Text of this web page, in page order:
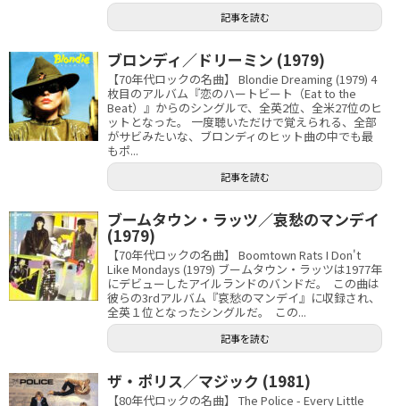
記事を読む
ブロンディ／ドリーミン (1979)
【70年代ロックの名曲】 Blondie Dreaming (1979) 4
枚目のアルバム『恋のハートビート（Eat to the
Beat）』からのシングルで、全英2位、全米27位のヒ
ットとなった。 一度聴いただけで覚えられる、全部
がサビみたいな、ブロンディのヒット曲の中でも最
もポ...
記事を読む
ブームタウン・ラッツ／哀愁のマンデイ
(1979)
【70年代ロックの名曲】 Boomtown Rats I Don't
Like Mondays (1979) ブームタウン・ラッツは1977年
にデビューしたアイルランドのバンドだ。 この曲は
彼らの3rdアルバム『哀愁のマンデイ』に収録され、
全英１位となったシングルだ。 この...
記事を読む
ザ・ポリス／マジック (1981)
【80年代ロックの名曲】 The Police - Every Little